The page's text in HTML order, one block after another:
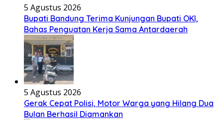
5 Agustus 2026
Bupati Bandung Terima Kunjungan Bupati OKI,
Bahas Penguatan Kerja Sama Antardaerah
5 Agustus 2026
Gerak Cepat Polisi, Motor Warga yang Hilang Dua
Bulan Berhasil Diamankan